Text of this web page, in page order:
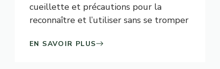
cueillette et précautions pour la
reconnaître et l’utiliser sans se tromper
EN SAVOIR PLUS